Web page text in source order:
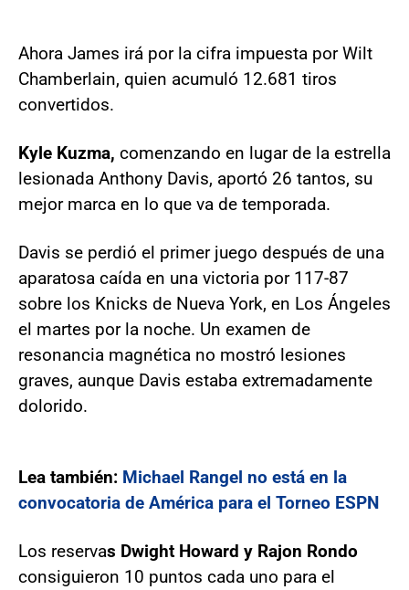
Ahora James irá por la cifra impuesta por Wilt
Chamberlain, quien acumuló 12.681 tiros
convertidos.
Kyle Kuzma, comenzando en lugar de la estrella
lesionada Anthony Davis, aportó 26 tantos, su
mejor marca en lo que va de temporada.
Davis se perdió el primer juego después de una
aparatosa caída en una victoria por 117-87
sobre los Knicks de Nueva York, en Los Ángeles
el martes por la noche. Un examen de
resonancia magnética no mostró lesiones
graves, aunque Davis estaba extremadamente
dolorido.
Lea también: Michael Rangel no está en la
convocatoria de América para el Torneo ESPN
Los reservas Dwight Howard y Rajon Rondo
consiguieron 10 puntos cada uno para el